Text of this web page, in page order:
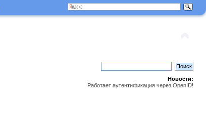
Новости:
Работает аутентификация через OpenID!